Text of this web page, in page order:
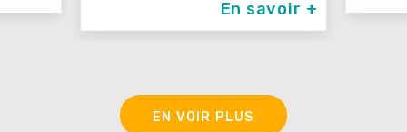
En savoir
EN VOIR PLUS